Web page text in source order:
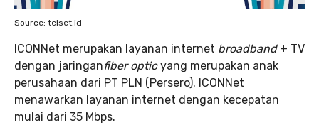
Source: telset.id
ICONNet merupakan layanan internet broadband+ TV
dengan jaringanfiber opticyang merupakan anak
perusahaan dari PT PLN (Persero). ICONNet
menawarkan layanan internet dengan kecepatan
mulai dari 35 Mbps.